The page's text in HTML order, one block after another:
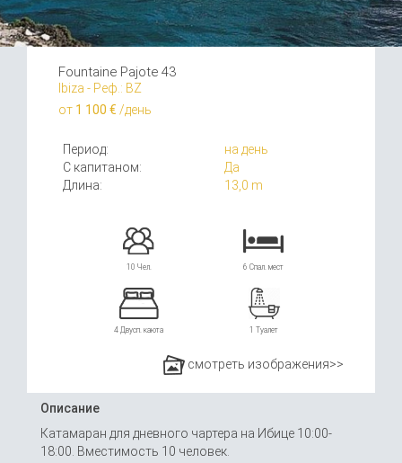
Fountaine Pajote 43
Ibiza - Реф.: BZ
от 1 100 € /день
Период:
на день
С капитаном:
Да
Длина:
13,0 m
10 Чел. 6 Спал. мест
4 Двусп. каюта 1 Туалет
смотреть изображения>>
Описание
Катамаран для дневного чартера на Ибице 10:00-
18:00. Вместимость 10 человек.